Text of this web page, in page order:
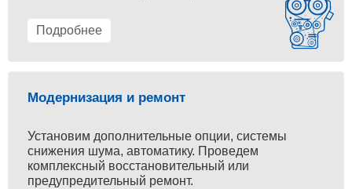
Подробнее
Модернизация и ремонт
Установим дополнительные опции, системы
снижения шума, автоматику. Проведем
комплексный восстановительный или
предупредительный ремонт.